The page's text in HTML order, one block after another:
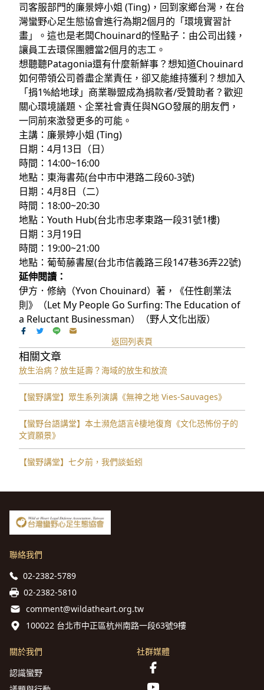
司客服部門的廉景婷小姐 (Ting)，回到家鄉台灣，在台
灣蠻野心足生態協會進行為期2個月的「環境實習計
畫」。這也是老闆Chouinard的怪點子：由公司出錢，
讓員工去環保團體當2個月的志工。
想聽聽Patagonia還有什麼新鮮事？想知道Chouinard
如何帶領公司善盡企業責任，卻又能維持獲利？想加入
「捐1%給地球」商業聯盟成為捐款者/受贊助者？歡迎
關心環境議題、企業社會責任與NGO發展的朋友們，
一同前來激發更多的可能。
主講：廉景婷小姐 (Ting)
日期：4月13日（日）
時間：14:00~16:00
地點：東海書苑(台中市中港路二段60-3號)
日期：4月8日（二）
時間：18:00~20:30
地點：Youth Hub(台北市忠孝東路一段31號1樓)
日期：3月19日
時間：19:00~21:00
地點：葡萄藤書屋(台北市信義路三段147巷36弄22號)
延伸閱讀：
伊方．修納（Yvon Chouinard）著，《任性創業法
則》（Let My People Go Surfing: The Education of
a Reluctant Businessman）（野人文化出版）
返回列表頁
相關文章
放生治病？放生延壽？海域的放生和放流
【蠻野講堂】眾生系列演講《無神之地 Vies-Sauvages》
【蠻野台語講堂】本土瀕危語言ê棲地復育《文化恐怖份子的
文資願景》
【蠻野講堂】七夕前，我們談蚯蚓
聯絡我們
02-2382-5789
02-2382-5810
comment@wildatheart.org.tw
100022 台北市中正區杭州南路一段63號9樓
關於我們
認識蠻野
社群媒體